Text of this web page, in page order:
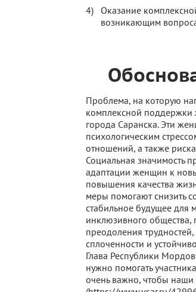
Оказание
возникающим
Проблема, на которую
комплексной поддержки
города Саранска. Эти
психологическим
отношений, а также
Социальная значимость
адаптации женщин к
повышения качества
меры помогают снизить
стабильное будущее для
инклюзивного
преодоления
сплоченности и
Глава Республики
нужно помогать
очень важно, чтобы наши